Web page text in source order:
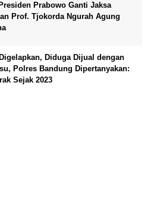
Prabowo Ganti Jaksa
Prof. Tjokorda Ngurah Agung
Diduga Dijual dengan
Polres Bandung Dipertanyakan:
Sejak 2023